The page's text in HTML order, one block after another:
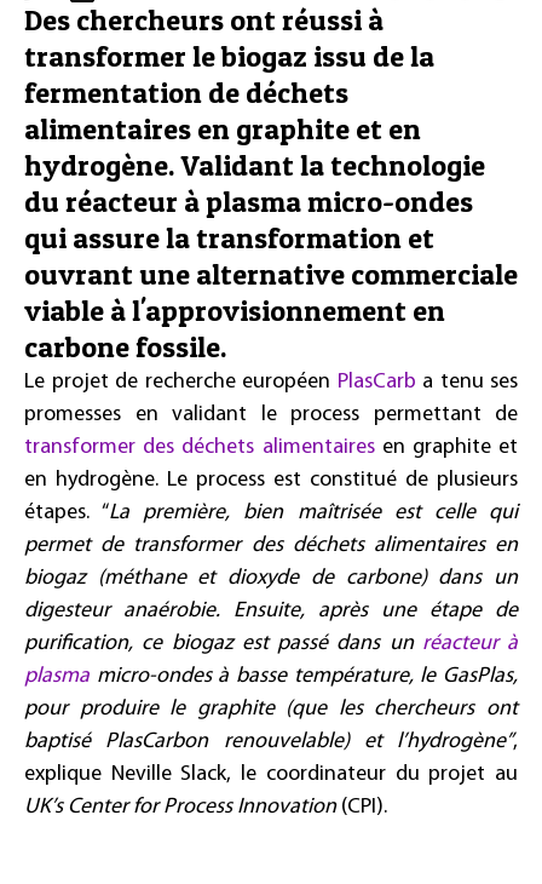
Des chercheurs ont réussi à
transformer le biogaz issu de la
fermentation de déchets
alimentaires en graphite et en
hydrogène. Validant la technologie
du réacteur à plasma micro-ondes
qui assure la transformation et
ouvrant une alternative commerciale
viable à l'approvisionnement en
carbone fossile.
Le projet de recherche européen PlasCarb a tenu ses
promesses en validant le process permettant de
transformer des déchets alimentairesen graphite et
en hydrogène. Le process est constitué de plusieurs
étapes. “La première, bien maîtrisée est celle qui
permet de transformer des déchets alimentaires en
biogaz (méthane et dioxyde de carbone) dans un
digesteur anaérobie. Ensuite, après une étape de
purification, ce biogaz est passé dans un réacteur à
plasma micro-ondes à basse température, le GasPlas,
pour produire le graphite (que les chercheurs ont
baptisé PlasCarbon renouvelable) et l’hydrogène”,
explique Neville Slack, le coordinateur du projet au
UK’s Center for Process Innovation(CPI).